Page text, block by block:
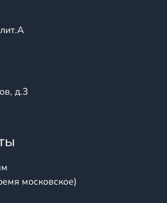
д.3
московское)